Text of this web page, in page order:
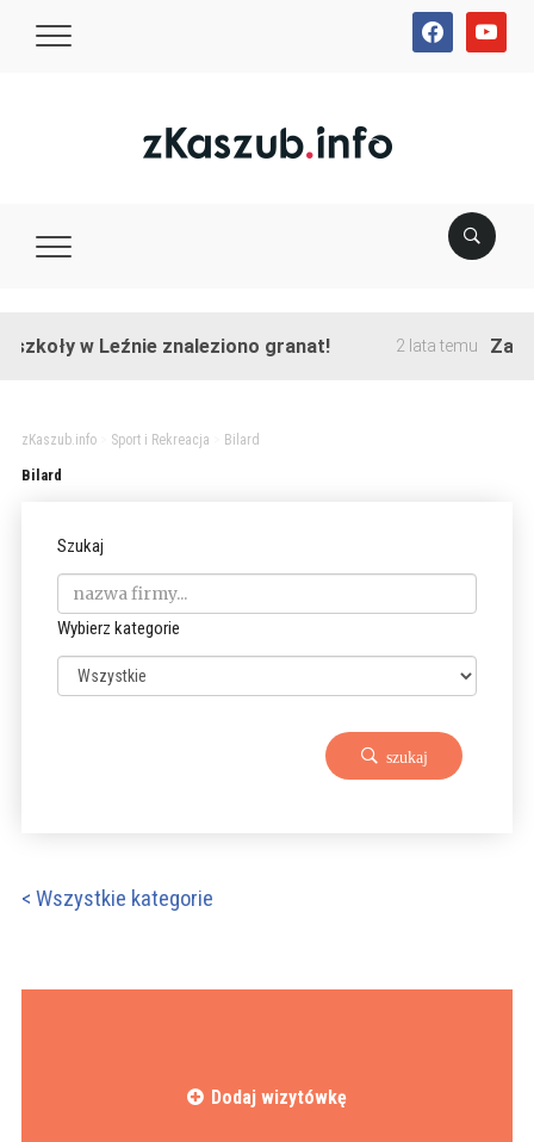
facebookyoutube
w Leźnie znaleziono granat! 2 lata temu
zKaszub.info> Sport i Rekreacja Bilard
Bilard
Szukaj
Wybierz kategorie
szukaj
< Wszystkie kategorie
Dodaj wizytówkę